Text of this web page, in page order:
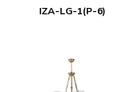
IZA-LG-1(P-6)